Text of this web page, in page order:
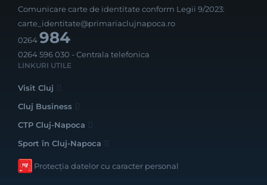
Comunicare carte de identitate conform Legii 9/2023:
carte_identitate@primariaclujnapoca.ro
0264984
0264 596 030 - Centrala telefonica
LINKURI UTILE
Visit Cluj
Cluj Business
CTP Cluj-Napoca
Sport în Cluj-Napoca
Protecția datelor cu caracter personal